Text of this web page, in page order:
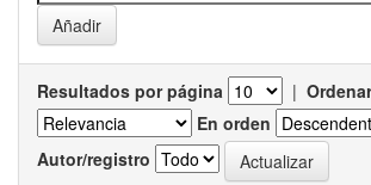
Resultados por página |
En orden
Autor/registro